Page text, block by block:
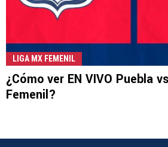
LIGA MX FEMENIL
¿Cómo ver EN VIVO Puebla
Femenil?